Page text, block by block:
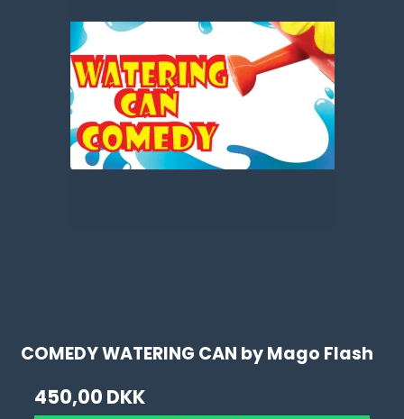
COMEDY WATERING CAN by Mago Flash
450,00 DKK